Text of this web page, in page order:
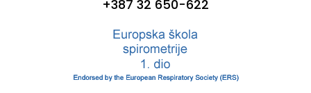
+387 32 650-622